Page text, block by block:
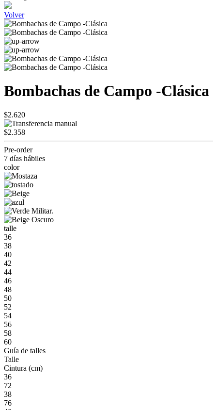
Volver
Bombachas de Campo -Clásica
$2.620
$2.358
Pre-order
7 días hábiles
color
talle
36
38
40
42
44
46
48
50
52
54
56
58
60
Guía de talles
Talle
Cintura (cm)
36
72
38
76